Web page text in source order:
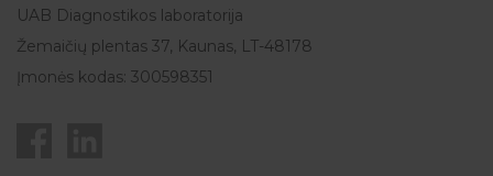
UAB Diagnostikos laboratorija
Žemaičių plentas 37, Kaunas, LT-48178
Įmonės kodas: 300598351